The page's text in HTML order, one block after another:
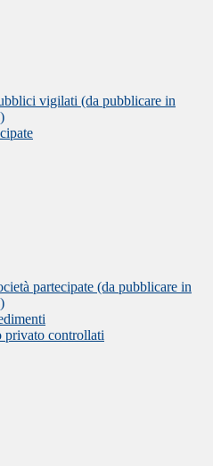
vigilati (da pubblicare in
partecipate (da pubblicare in
controllati